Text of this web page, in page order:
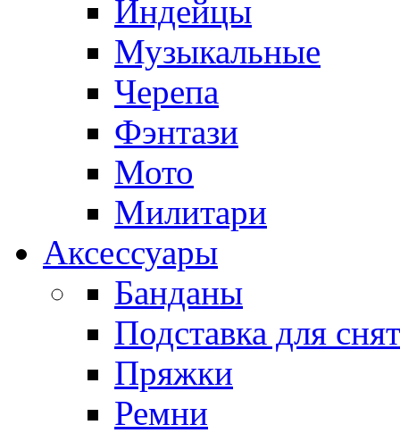
Индейцы
Музыкальные
Черепа
Фэнтази
Мото
Милитари
Аксессуары
Банданы
Подставка для
Пряжки
Ремни